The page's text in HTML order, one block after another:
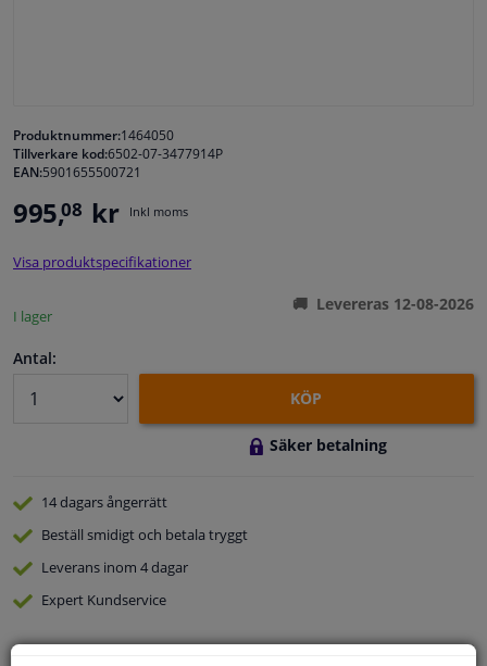
Bilvård & Tillbehör
Verkstad & Verktyg
Husbil, motorcykel, cykel & båt
Sensorer & Elsystem
Produktnummer:1464050
Tillverkare kod:6502-07-3477914P
EAN:5901655500721
995,08 kr Inkl moms
Visa produktspecifikationer
I lager
Levereras 12-08-2026
Antal:
KÖP
Säker betalning
14 dagarsångerrätt
Beställ smidigt och betala tryggt
Leverans inom 4 dagar
Expert Kundservice